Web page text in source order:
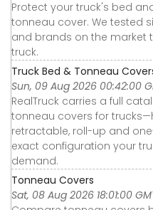
Protect your truck's bed
tonneau cover. We tested
and brands on the market
truck.
Truck Bed & Tonneau
Sun, 09 Aug 2026 00:42:00
RealTruck carries a full
tonneau covers for
retractable, roll-up and
exact configuration your
demand.
Tonneau Covers
Sat, 08 Aug 2026 18:01:00